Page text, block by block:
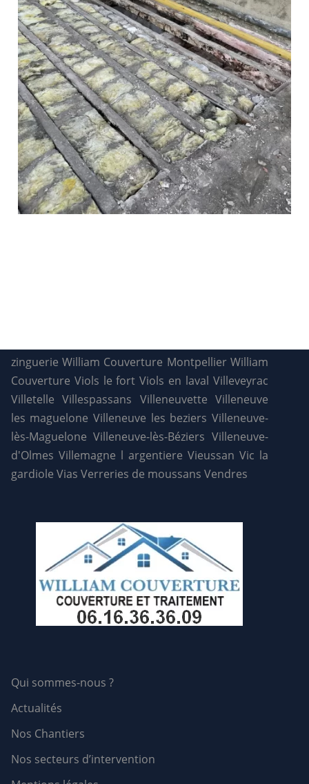
zinguerie William Couverture Montpellier William
Couverture Viols le fort Viols en laval Villeveyrac
Villetelle Villespassans Villeneuvette Villeneuve
les maguelone Villeneuve les beziers Villeneuve-
lès-Maguelone Villeneuve-lès-Béziers Villeneuve-
d'Olmes Villemagne l argentiere Vieussan Vic la
gardiole Vias Verreries de moussans Vendres
Qui sommes-nous ?
Actualités
Nos Chantiers
Nos secteurs d’intervention